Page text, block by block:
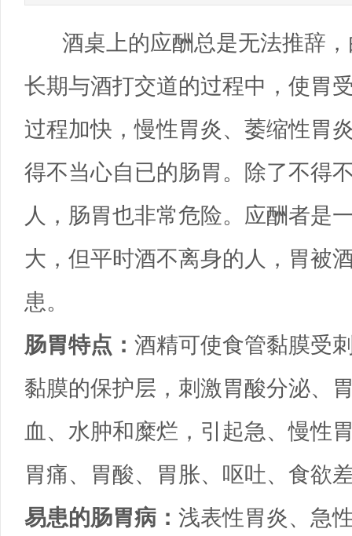
酒桌上的应酬总是无法推辞，
长期与酒打交道的过程中，使胃
过程加快，慢性胃炎、萎缩性胃
得不当心自已的肠胃。除了不得
人，肠胃也非常危险。应酬者是
大，但平时酒不离身的人，胃被
患。
肠胃特点： 酒精可使食管黏膜受
黏膜的保护层，刺激胃酸分泌、
血、水肿和糜烂，引起急、慢性
胃痛、胃酸、胃胀、呕吐、食欲
易患的肠胃病： 浅表性胃炎、急